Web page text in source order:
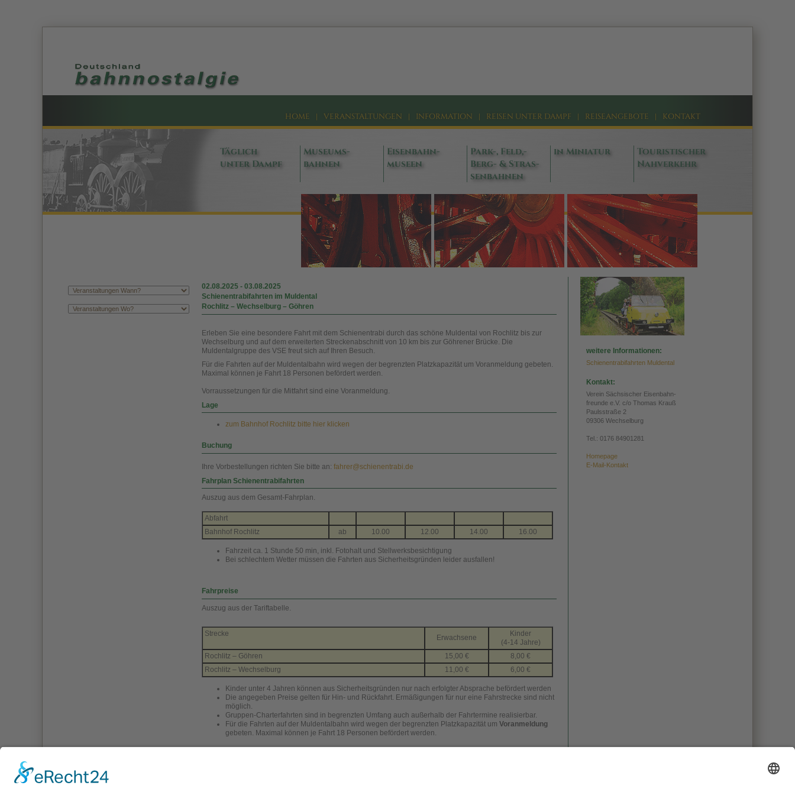
HOME | VERANSTALTUNGEN | INFORMATION | REISEN UNTER DAMPF | REISEANGEBOTE | KONTAKT
Täglich
unter Dampf
Museums-
bahnen
Eisenbahn-
museen
Park-, Feld,-
Berg- & Stras-
senbahnen
in Miniatur
Touristischer
Nahverkehr
02.08.2025 - 03.08.2025
Schienentrabifahrten im Muldental
Rochlitz – Wechselburg – Göhren
Erleben Sie eine besondere Fahrt mit dem Schienentrabi durch das schöne Muldental von Rochlitz bis zur
Wechselburg und auf dem erweiterten Streckenabschnitt von 10 km bis zur Göhrener Brücke. Die
Muldentalgruppe des VSE freut sich auf Ihren Besuch.
Für die Fahrten auf der Muldentalbahn wird wegen der begrenzten Platzkapazität um Voranmeldung gebeten.
Maximal können je Fahrt 18 Personen befördert werden.
Vorraussetzungen für die Mitfahrt sind eine Voranmeldung.
Lage
zum Bahnhof Rochlitz bitte hier klicken
Buchung
Ihre Vorbestellungen richten Sie bitte an: fahrer@schienentrabi.de
Fahrplan Schienentrabifahrten
Auszug aus dem Gesamt-Fahrplan.
Abfahrt
Bahnhof Rochlitz
ab 10.00 12.00 14.00 16.00
Fahrzeit ca. 1 Stunde 50 min, inkl. Fotohalt und Stellwerksbesichtigung
Bei schlechtem Wetter müssen die Fahrten aus Sicherheitsgründen leider ausfallen!
Fahrpreise
Auszug aus der Tariftabelle.
Strecke Erwachsene
Kinder
(4-14 Jahre)
Rochlitz – Göhren
15,00 €
8,00 €
Rochlitz – Wechselburg
11,00 € 6,00 €
Kinder unter 4 Jahren können aus Sicherheitsgründen nur nach erfolgter Absprache befördert werden
Die angegeben Preise gelten für Hin- und Rückfahrt. Ermäßigungen für nur eine Fahrstrecke sind nicht
möglich.
Gruppen-Charterfahrten sind in begrenzten Umfang auch außerhalb der Fahrtermine realisierbar.
Für die Fahrten auf der Muldentalbahn wird wegen der begrenzten Platzkapazität um Voranmeldung
gebeten. Maximal können je Fahrt 18 Personen befördert werden.
weitere Informationen:
Schienentrabifahrten Muldental
Kontakt:
Verein Sächsischer Eisenbahn-
freunde e.V. c/o Thomas Krauß
Paulsstraße 2
09306 Wechselburg
Tel.: 0176 84901281
Homepage
E-Mail-Kontakt